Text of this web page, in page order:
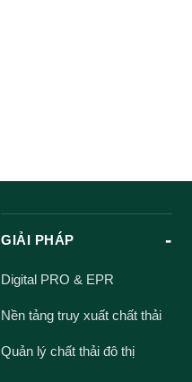
GIẢI PHÁP
Digital PRO & EPR
Nền tảng truy xuất chất thải
Quản lý chất thải đô thị